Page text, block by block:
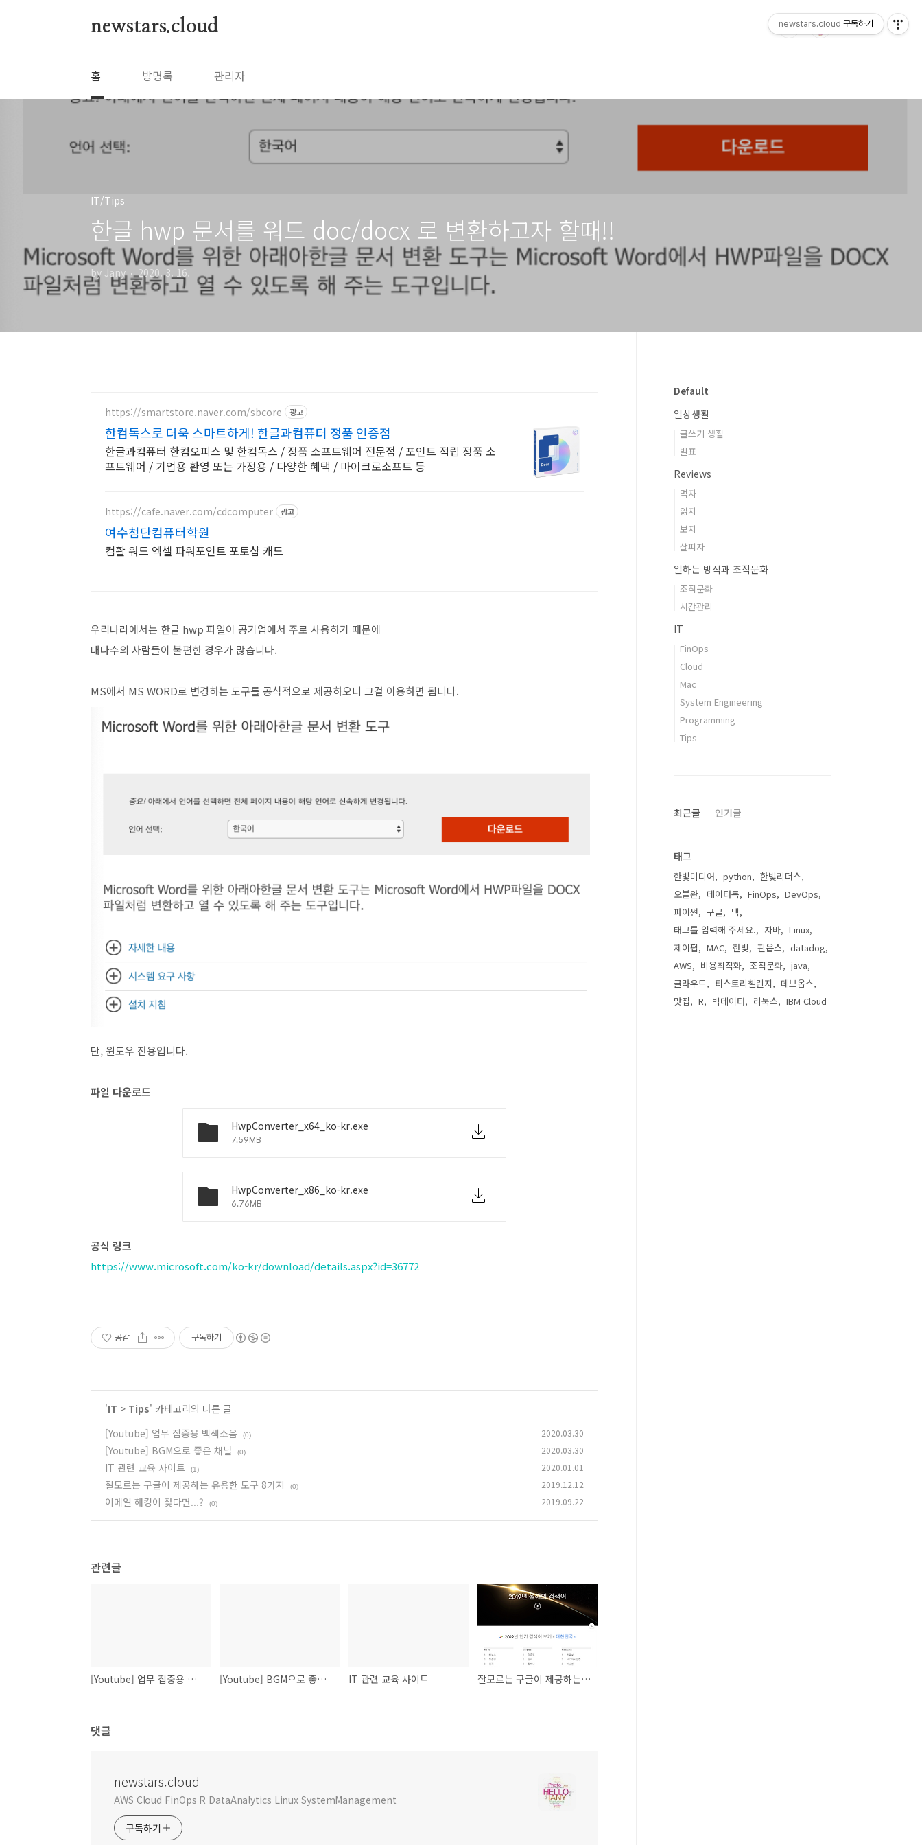
newstars.cloud
홈 방명록 관리자
IT/Tips
한글 hwp 문서를 워드 doc/docx 로 변환하고자 할때!!
by Jany 2020. 3. 16.
https://smartstore.naver.com/sbcore 광고
한컴독스로 더욱 스마트하게! 한글과컴퓨터 정품 인증점
한글과컴퓨터 한컴오피스 및 한컴독스 / 정품 소프트웨어 전문점 / 포인트 적립 정품 소
프트웨어 / 기업용 환영 또는 가정용 / 다양한 혜택 / 마이크로소프트 등
https://cafe.naver.com/cdcomputer 광고
여수첨단컴퓨터학원
컴활 워드 엑셀 파워포인트 포토샵 캐드
우리나라에서는 한글 hwp 파일이 공기업에서 주로 사용하기 때문에
대다수의 사람들이 불편한 경우가 많습니다.
MS에서 MS WORD로 변경하는 도구를 공식적으로 제공하오니 그걸 이용하면 됩니다.
단, 윈도우 전용입니다.
파일 다운로드
HwpConverter_x64_ko-kr.exe
7.59MB
HwpConverter_x86_ko-kr.exe
6.76MB
공식 링크
https://www.microsoft.com/ko-kr/download/details.aspx?id=36772
공감 구독하기
'IT > Tips' 카테고리의 다른 글
[Youtube] 업무 집중용 백색소음
(0) 2020.03.30
[Youtube] BGM으로 좋은 채널 (0) 2020.03.30
IT 관련 교육 사이트 (1) 2020.01.01
잘모르는 구글이 제공하는 유용한 도구 8가지 (0) 2019.12.12
이메일 해킹이 잦다면...? (0) 2019.09.22
관련글
[Youtube] 업무 집중용 백색소음 [Youtube] BGM으로 좋은 채널 IT 관련 교육 사이트 잘모르는 구글이 제공하는 유용한 도구 8가지
댓글
newstars.cloud
AWS Cloud FinOps R DataAnalytics Linux SystemManagement
구독하기
Default
일상생활
글쓰기 생활
발표
Reviews
먹자
읽자
보자
살피자
일하는 방식과 조직문화
조직문화
시간관리
IT
FinOps
Cloud
Mac
System Engineering
Programming
Tips
최근글 인기글
태그
한빛미디어 python
한빛리더스
오블완
데이터독 FinOps
DevOps
파이썬
구글
맥
태그를 입력해 주세요.
자바
Linux
제이펍
MAC 한빛 핀옵스
datadog
AWS
비용최적화 조직문화
java
클라우드
티스토리챌린지
데브옵스
맛집
R 빅데이터 리눅스 IBM Cloud
newstars.cloud 구독하기